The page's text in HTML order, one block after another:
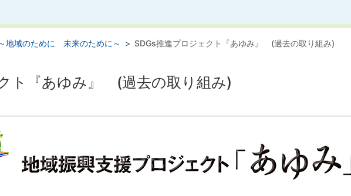
営理念 会社概要
み』
組織図 各種ご案内
ブラリー 経営情報 株式情報
レンダー
家の皆さまへ
・トピックス お客さまへのご注意 キャンペーン
ーのご案内
キャリア採用 リファラル採用 アルムナイ採用
閉じる
利一覧 紛失した場合 便利なサービス
のご請求 お問い合わせ先一覧
地域のために 未来のために～ SDGs推進プロジェクト『あゆみ』 (過去の取り組み)
ト『あゆみ』 (過去の取り組み)